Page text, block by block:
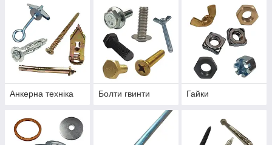
Анкерна техніка Болти гвинти Гайки